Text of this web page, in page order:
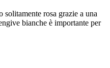
rosa grazie a una
bianche è importante per